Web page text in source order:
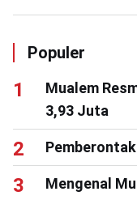
Populer
Mualem
3,93 Juta
Mengenal